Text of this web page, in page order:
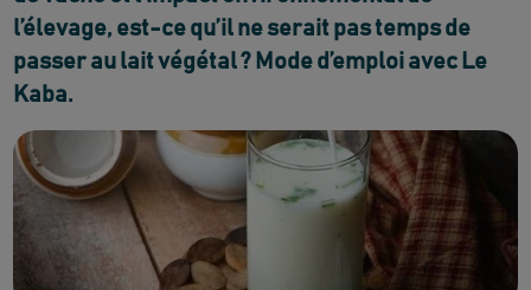
l’élevage, est-ce qu’il ne serait pas temps de
passer au lait végétal ? Mode d’emploi avec Le
Kaba.